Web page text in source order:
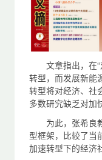
文章指出，在
转型，而发展新能
转型将对经济、社
多数研究缺乏对加
为此，张希良
型框架，比较了当
加速转型下的经济